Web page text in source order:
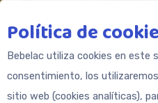
Deficiencia de
Política de
Bebelac utiliza cookies en este
consentimiento, los
sitio web (cookies analíticas),